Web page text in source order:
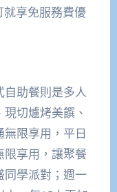
享免服務費優
助餐則是多人
切爐烤美饌、
限享用，平日
享用，讓聚餐
同學派對；週一